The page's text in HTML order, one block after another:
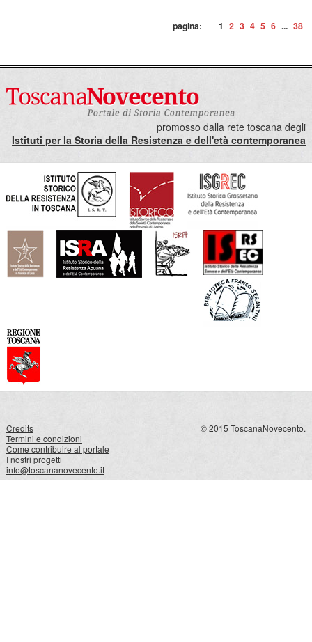
pagina: 1 2 3 4 5 6 ... 38
promosso dalla rete toscana degli
Istituti per la Storia della Resistenza e dell'età contemporanea
Credits
Termini e condizioni
Come contribuire al portale
I nostri progetti
info@toscananovecento.it
© 2015 ToscanaNovecento.